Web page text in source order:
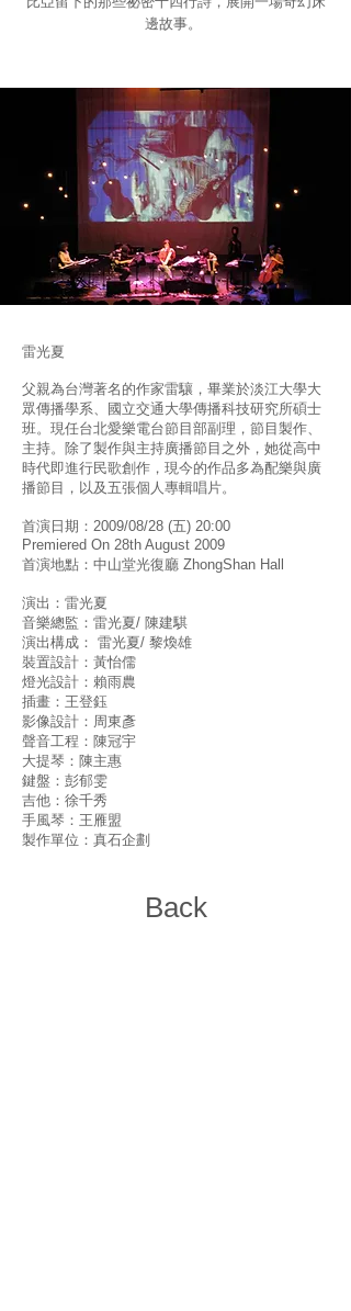
邊故事。
雷光夏
父親為台灣著名的作家雷驤，畢業於淡江大學大
眾傳播學系、國立交通大學傳播科技研究所碩士
班。現任台北愛樂電台節目部副理，節目製作、
主持。除了製作與主持廣播節目之外，她從高中
時代即進行民歌創作，現今的作品多為配樂與廣
播節目，以及五張個人專輯唱片。
首演日期： 2009/08/28 (五) 20:00
Premiered On 28th August 2009
首演地點：中山堂光復廳 ZhongShan Hall
演出：雷光夏
音樂總監：雷光夏/ 陳建騏
演出構成： 雷光夏/ 黎煥雄
裝置設計：黃怡儒
燈光設計：賴雨農
插畫：王登鈺
影像設計：周東彥
聲音工程：陳冠宇
大提琴：陳主惠
鍵盤：彭郁雯
吉他：徐千秀
手風琴：王雁盟
製作單位：真石企劃
Back